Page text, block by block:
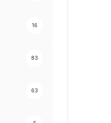
16
83
63